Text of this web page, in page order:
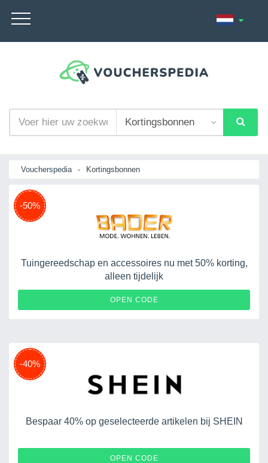
Voucherspedia - Kortingsbonnen
-50%
Tuingereedschap en accessoires nu met 50% korting,
alleen tijdelijk
OPEN CODE
-40%
Bespaar 40% op geselecteerde artikelen bij SHEIN
OPEN CODE